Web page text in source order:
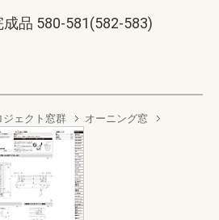
品 580-581(582-583)
ジェクト窓群 オーニング窓